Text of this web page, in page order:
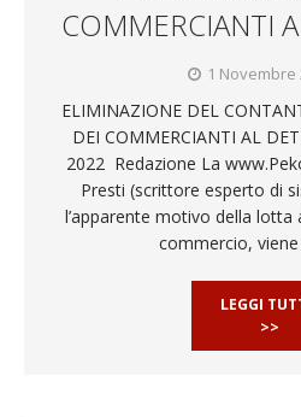
COMMERCIANTI
1 Novembre
ELIMINAZIONE DEL
DEI COMMERCIANTI AL
2022 Redazione La
Presti (scrittore esperto di
l’apparente motivo della lotta
commercio,
LEGGI
>>